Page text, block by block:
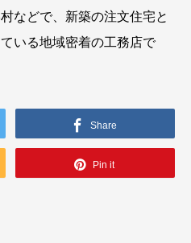
などで、新築の注文住宅と
いる地域密着の工務店で
Share
Pin it